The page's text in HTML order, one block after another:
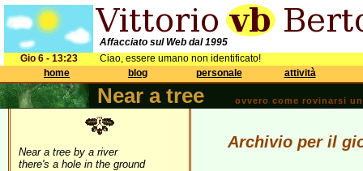
Affacciato sul Web dal 1995
Gio 6 - 13:23
Ciao, essere umano non identificato!
home
blog personale attività
Near a tree ovvero come rovinarsi
Near a tree by a river
there's a hole in the ground
Archivio per il